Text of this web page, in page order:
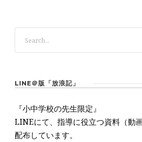
LINE＠版「放浪記」
『小中学校の先生限定』
LINEにて、指導に役立つ資料（動
配布しています。